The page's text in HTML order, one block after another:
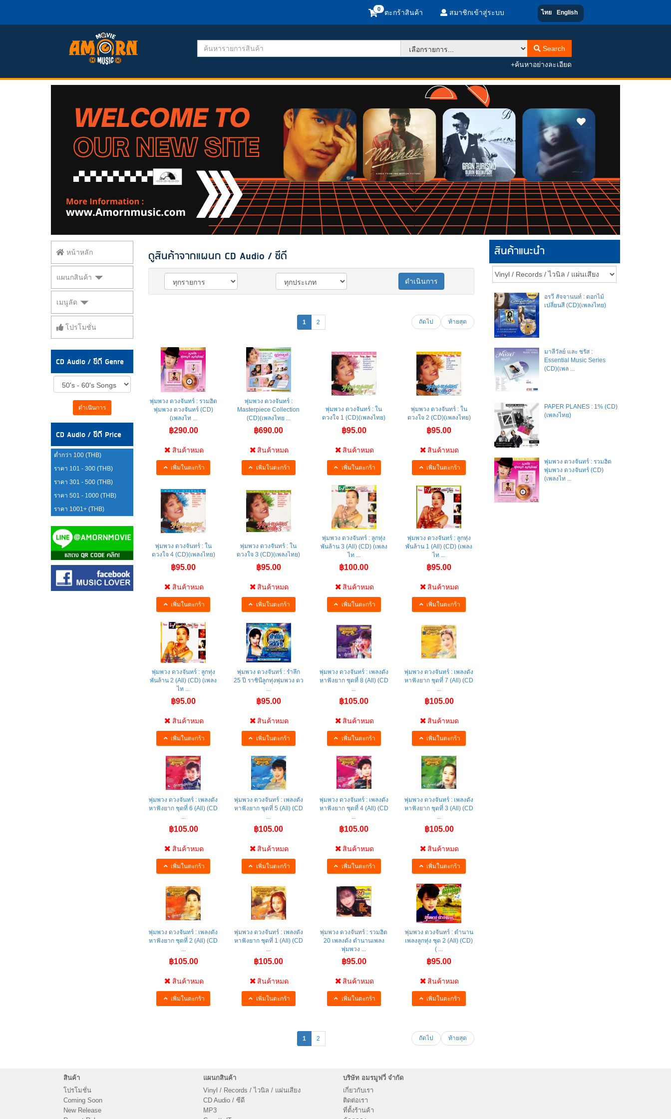
ตะกร้าสินค้า สมาชิกเข้าสู่ระบบ ไทย English
Search
+ค้นหาอย่างละเอียด
หน้าหลัก
แผนกสินค้า
เมนูลัด
โปรโมชั่น
CD Audio / ซีดี Genre
ดำเนินการ
CD Audio / ซีดี Price
ต่ำกว่า 100 (THB)
ราคา 101 - 300 (THB)
ราคา 301 - 500 (THB)
ราคา 501 - 1000 (THB)
ราคา 1001+ (THB)
ดูสินค้าจากแผนก CD Audio / ซีดี
ดำเนินการ
1 2 ถัดไป ท้ายสุด
พุ่มพวง ดวงจันทร์ : รวมฮิต
พุ่มพวง ดวงจันทร์ (CD)
(เพลงไท ...
฿290.00
สินค้าหมด
เพิ่มในตะกร้า
พุ่มพวง ดวงจันทร์ :
Masterpiece Collection
(CD)(เพลงไทย ...
฿690.00
สินค้าหมด
เพิ่มในตะกร้า
พุ่มพวง ดวงจันทร์ : ใน
ดวงใจ 1 (CD)(เพลงไทย)
฿95.00
สินค้าหมด
เพิ่มในตะกร้า
พุ่มพวง ดวงจันทร์ : ใน
ดวงใจ 2 (CD)(เพลงไทย)
฿95.00
สินค้าหมด
เพิ่มในตะกร้า
พุ่มพวง ดวงจันทร์ : ใน
ดวงใจ 4 (CD)(เพลงไทย)
฿95.00
สินค้าหมด
เพิ่มในตะกร้า
พุ่มพวง ดวงจันทร์ : ใน
ดวงใจ 3 (CD)(เพลงไทย)
฿95.00
สินค้าหมด
เพิ่มในตะกร้า
พุ่มพวง ดวงจันทร์ : ลูกทุ่ง
พันล้าน 3 (All) (CD) (เพลง
ไท ...
฿100.00
สินค้าหมด
เพิ่มในตะกร้า
พุ่มพวง ดวงจันทร์ : ลูกทุ่ง
พันล้าน 1 (All) (CD) (เพลง
ไท ...
฿95.00
สินค้าหมด
เพิ่มในตะกร้า
พุ่มพวง ดวงจันทร์ : ลูกทุ่ง
พันล้าน 2 (All) (CD) (เพลง
ไท ...
฿95.00
สินค้าหมด
เพิ่มในตะกร้า
พุ่มพวง ดวงจันทร์ : รำลึก
25 ปี ราชินีลูกทุ่งพุ่มพวง ดว
...
฿95.00
สินค้าหมด
เพิ่มในตะกร้า
พุ่มพวง ดวงจันทร์ : เพลงดัง
หาฟังยาก ชุดที่ 8 (All) (CD
...
฿105.00
สินค้าหมด
เพิ่มในตะกร้า
พุ่มพวง ดวงจันทร์ : เพลงดัง
หาฟังยาก ชุดที่ 7 (All) (CD
...
฿105.00
สินค้าหมด
เพิ่มในตะกร้า
พุ่มพวง ดวงจันทร์ : เพลงดัง
หาฟังยาก ชุดที่ 6 (All) (CD
...
฿105.00
สินค้าหมด
เพิ่มในตะกร้า
พุ่มพวง ดวงจันทร์ : เพลงดัง
หาฟังยาก ชุดที่ 5 (All) (CD
...
฿105.00
สินค้าหมด
เพิ่มในตะกร้า
พุ่มพวง ดวงจันทร์ : เพลงดัง
หาฟังยาก ชุดที่ 4 (All) (CD
...
฿105.00
สินค้าหมด
เพิ่มในตะกร้า
พุ่มพวง ดวงจันทร์ : เพลงดัง
หาฟังยาก ชุดที่ 3 (All) (CD
...
฿105.00
สินค้าหมด
เพิ่มในตะกร้า
พุ่มพวง ดวงจันทร์ : เพลงดัง
หาฟังยาก ชุดที่ 2 (All) (CD
...
฿105.00
สินค้าหมด
เพิ่มในตะกร้า
พุ่มพวง ดวงจันทร์ : เพลงดัง
หาฟังยาก ชุดที่ 1 (All) (CD
...
฿105.00
สินค้าหมด
เพิ่มในตะกร้า
พุ่มพวง ดวงจันทร์ : รวมฮิต
20 เพลงดัง ตำนานเพลง
พุ่มพวง ...
฿95.00
สินค้าหมด
เพิ่มในตะกร้า
พุ่มพวง ดวงจันทร์ : ตำนาน
เพลงลูกทุ่ง ชุด 2 (All) (CD)
( ...
฿95.00
สินค้าหมด
เพิ่มในตะกร้า
1 2 ถัดไป ท้ายสุด
สินค้าแนะนำ
อรวี สัจจานนท์ : ดอกไม้
เปลี่ยนสี (CD)(เพลงไทย)
มาลีวัลย์​ และ​ ชรัส​ :
Essential Music Series
(CD)(เพล ...
PAPER PLANES : 1% (CD)
(เพลงไทย)
พุ่มพวง ดวงจันทร์ : รวมฮิต
พุ่มพวง ดวงจันทร์ (CD)
(เพลงไท ...
สินค้า
โปรโมชั่น
Coming Soon
New Release
แผนกสินค้า
Vinyl / Records / ไวนิล / แผ่นเสียง
CD Audio / ซีดี
MP3
บริษัท อมรมูฟวี่ จำกัด
เกี่ยวกับเรา
ติดต่อเรา
ที่ตั้งร้านค้า